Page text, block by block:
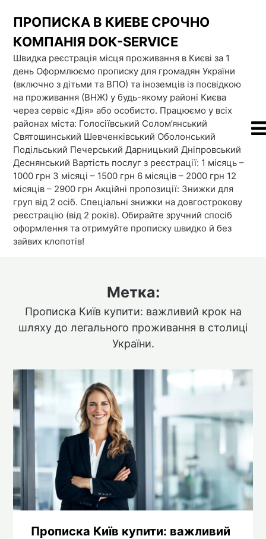
content
ПРОПИСКА В КИЕВЕ СРОЧНО
КОМПАНІЯ DOК-SERVICE
Швидка реєстрація місця проживання в Києві за 1
день Оформлюємо прописку для громадян України
(включно з дітьми та ВПО) та іноземців із посвідкою
на проживання (ВНЖ) у будь-якому районі Києва
через сервіс «Дія» або особисто. Працюємо у всіх
районах міста: Голосіївський Солом’янський
Святошинський Шевченківський Оболонський
Подільський Печерський Дарницький Дніпровський
Деснянський Вартість послуг з реєстрації: 1 місяць –
1000 грн 3 місяці – 1500 грн 6 місяців – 2000 грн 12
місяців – 2900 грн Акційні пропозиції: Знижки для
груп від 2 осіб. Спеціальні знижки на довгострокову
реєстрацію (від 2 років). Обирайте зручний спосіб
оформлення та отримуйте прописку швидко й без
зайвих клопотів!
Метка:
Прописка Київ купити: важливий крок на
шляху до легального проживання в столиці
України.
Прописка Київ купити: важливий